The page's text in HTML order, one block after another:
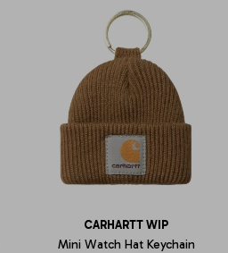
CARHARTT WIP
Mini Watch Hat Keychain